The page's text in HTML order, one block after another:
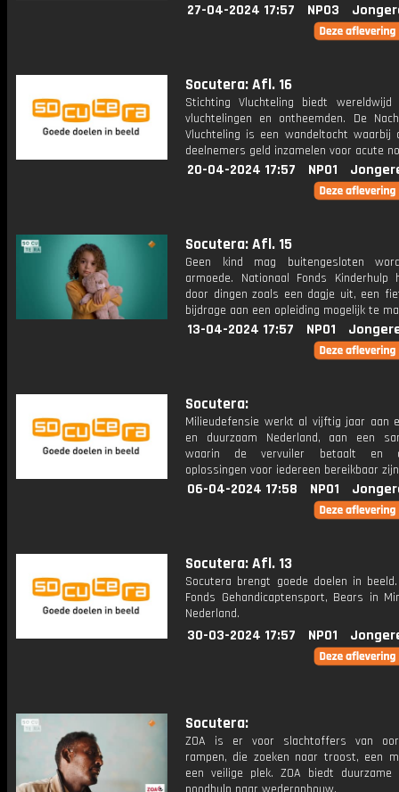
27-04-2024 17:57 NPO3
Socutera: Afl. 16
Stichting Vluchteling biedt
vluchtelingen en ontheemden. De
Vluchteling is een wandeltocht waarbij
deelnemers geld inzamelen voor acute
20-04-2024 17:57 NPO1
Socutera: Afl. 15
Geen kind mag buitengesloten
armoede. Nationaal Fonds Kinderhulp
door dingen zoals een dagje uit, een
bijdrage aan een opleiding mogelijk te
13-04-2024 17:57 NPO1
Socutera:
Milieudefensie werkt al vijftig jaar aan
en duurzaam Nederland, aan een
waarin de vervuiler betaalt en
oplossingen voor iedereen bereikbaar
06-04-2024 17:58 NPO1
Socutera: Afl. 13
Socutera brengt goede doelen in
Fonds Gehandicaptensport, Bears in
Nederland.
30-03-2024 17:57 NPO1
Socutera:
ZOA is er voor slachtoffers van
rampen, die zoeken naar troost, een
een veilige plek. ZOA biedt duurzame